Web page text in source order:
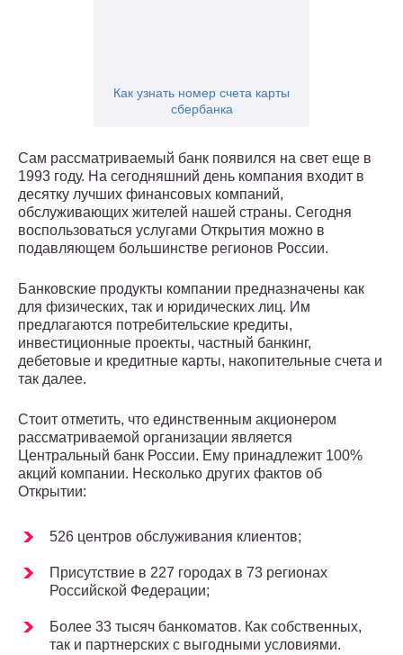
Как узнать номер счета карты
сбербанка
Сам рассматриваемый банк появился на свет еще в
1993 году. На сегодняшний день компания входит в
десятку лучших финансовых компаний,
обслуживающих жителей нашей страны. Сегодня
воспользоваться услугами Открытия можно в
подавляющем большинстве регионов России.
Банковские продукты компании предназначены как
для физических, так и юридических лиц. Им
предлагаются потребительские кредиты,
инвестиционные проекты, частный банкинг,
дебетовые и кредитные карты, накопительные счета и
так далее.
Стоит отметить, что единственным акционером
рассматриваемой организации является
Центральный банк России. Ему принадлежит 100%
акций компании. Несколько других фактов об
Открытии:
526 центров обслуживания клиентов;
Присутствие в 227 городах в 73 регионах
Российской Федерации;
Более 33 тысяч банкоматов. Как собственных,
так и партнерских с выгодными условиями.